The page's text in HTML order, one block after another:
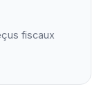
fiscaux